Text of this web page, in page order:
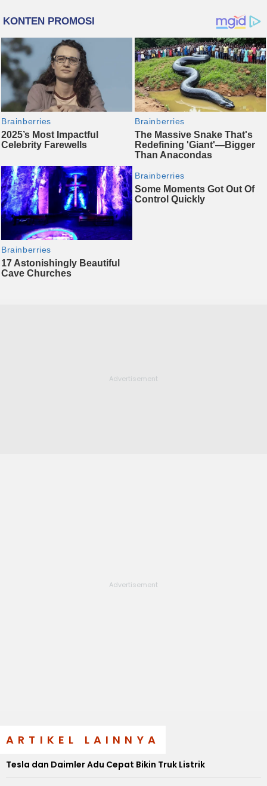
ARTIKEL LAINNYA
Tesla dan Daimler Adu Cepat Bikin Truk Listrik